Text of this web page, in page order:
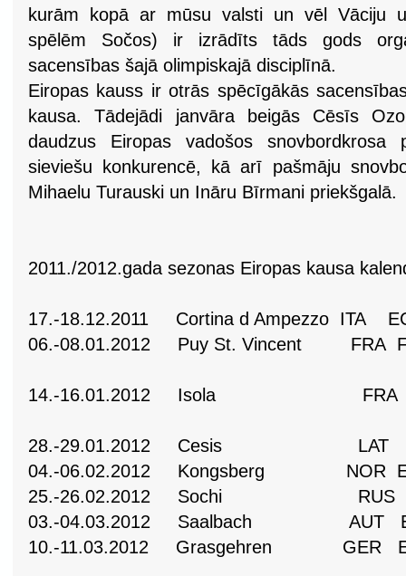
kurām kopā ar mūsu valsti un vēl Vāciju
spēlēm Sočos) ir izrādīts tāds gods
sacensības šajā olimpiskajā disciplīnā.
Eiropas kauss ir otrās spēcīgākās
kausa. Tādejādi janvāra beigās Cēsīs
daudzus Eiropas vadošos
sieviešu konkurencē, kā arī pašmāju
Mihaelu Turauski un Ināru Bīrmani priekšgalā.
2011./2012.gada sezonas Eiropas kausa
17.-18.12.2011 Cortina d Ampezzo ITA
06.-08.01.2012 Puy St. Vincent FRA
14.-16.01.2012 Isola FRA
28.-29.01.2012 Cesis LAT EC
04.-06.02.2012 Kongsberg NOR
25.-26.02.2012 Sochi RUS
03.-04.03.2012 Saalbach AUT
10.-11.03.2012 Grasgehren GER